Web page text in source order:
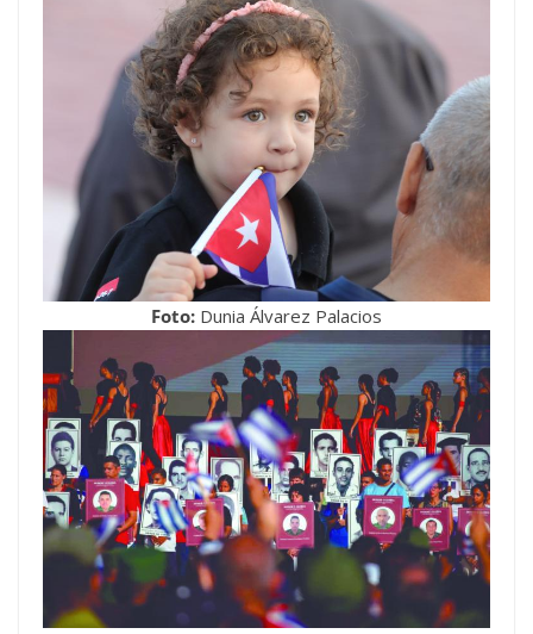
Foto: Dunia Álvarez Palacios